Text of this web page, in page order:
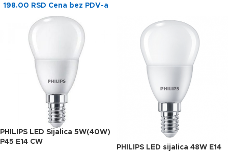
198.00 RSD Cena bez PDV-a
PHILIPS LED Sijalica 5W(40W)
P45 E14 CW
PHILIPS LED sijalica 48W E14